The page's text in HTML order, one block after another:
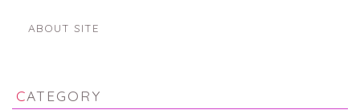
ABOUT SITE
CATEGORY